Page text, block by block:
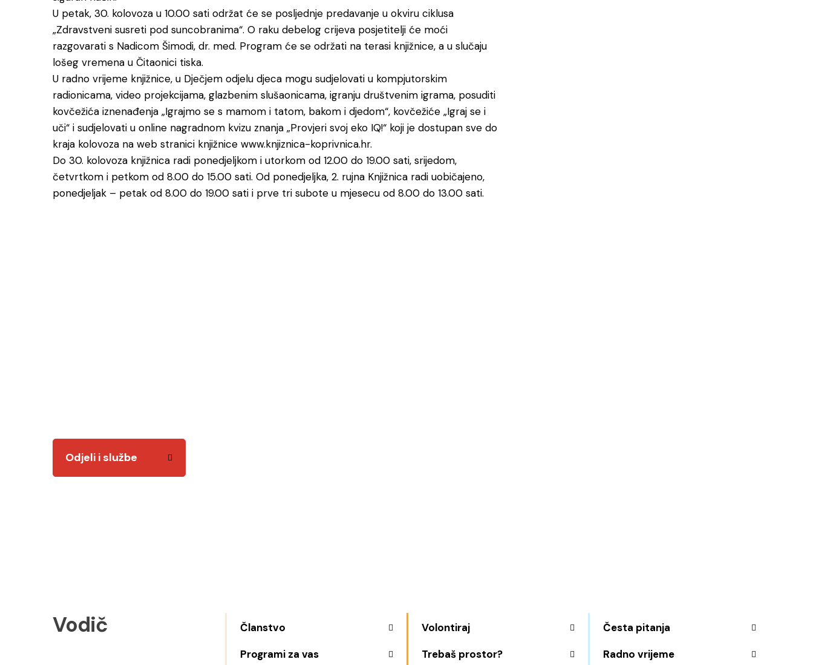
U petak, 30. kolovoza u 10.00 sati održat će se posljednje predavanje u okviru ciklusa
„Zdravstveni susreti pod suncobranima“. O raku debelog crijeva posjetitelji će moći
razgovarati s Nadicom Šimodi, dr. med. Program će se održati na terasi knjižnice, a u slučaju
lošeg vremena u Čitaonici tiska.
U radno vrijeme knjižnice, u Dječjem odjelu djeca mogu sudjelovati u kompjutorskim
radionicama, video projekcijama, glazbenim slušaonicama, igranju društvenim igrama, posuditi
kovčežića iznenađenja „Igrajmo se s mamom i tatom, bakom i djedom“, kovčežiće „Igraj se i
uči“ i sudjelovati u online nagradnom kvizu znanja „Provjeri svoj eko IQ!“ koji je dostupan sve do
kraja kolovoza na web stranici knjižnice www.knjiznica-koprivnica.hr.
Do 30. kolovoza knjižnica radi ponedjeljkom i utorkom od 12.00 do 19.00 sati, srijedom,
četvrtkom i petkom od 8.00 do 15.00 sati. Od ponedjeljka, 2. rujna Knjižnica radi uobičajeno,
ponedjeljak – petak od 8.00 do 19.00 sati i prve tri subote u mjesecu od 8.00 do 13.00 sati.
Odjeli i službe
Vodič
Članstvo
Programi za vas
Volontiraj
Trebaš prostor?
Česta pitanja
Radno vrijeme